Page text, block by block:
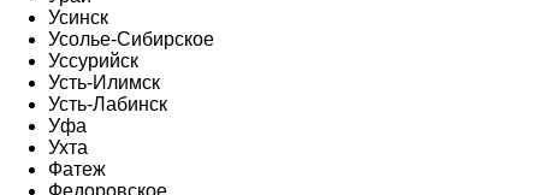
Усинск
Усолье-Сибирское
Уссурийск
Усть-Илимск
Усть-Лабинск
Уфа
Ухта
Фатеж
Федоровское